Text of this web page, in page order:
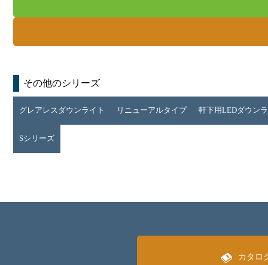
その他のシリーズ
グレアレスダウンライト リニューアルタイプ 軒下用LEDダウン
Sシリーズ
カタロ